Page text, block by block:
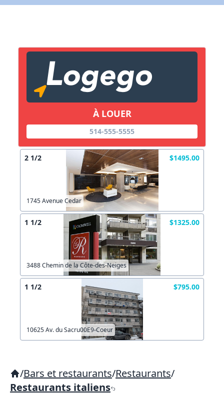
À LOUER
514-555-5555
2 1/2 $1495.00
1745 Avenue Cedar
1 1/2 $1325.00
3488 Chemin de la Côte-des-Neiges
1 1/2 $795.00
10625 Av. du Sacru00E9-Coeur
/Bars et restaurants/Restaurants/
Restaurants italiens
X Fermer Envoyez
Copier lien
X Fermer